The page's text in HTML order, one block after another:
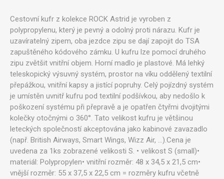
Cestovní kufr z kolekce ROCK Astrid je vyroben z
polypropylenu, který je pevný a odolný proti nárazu. Kufr je
uzavíratelný zipem, oba jezdce zipu se dají zapojit do TSA
zapuštěného kódového zámku. U kufru lze pomocí druhého
zipu zvětšit vnitřní objem. Horní madlo je plastové. Má lehký
teleskopický výsuvný systém, prostor na víku oddělený textilní
přepážkou, vnitřní kapsy a jistící popruhy. Celý pojízdný systém
je umístěn uvnitř kufru pod textilní podšívkou, aby nedošlo k
poškození systému při přepravě a je opatřen čtyřmi dvojitými
kolečky otočnými o 360°. Tato velikost kufru je většinou
leteckých společností akceptována jako kabinové zavazadlo
(např. British Airways, Smart Wings, Wizz Air, ...).Cena je
uvedena za 1ks zobrazené velikosti S. • velikost S (small)•
materiál: Polypropylen• vnitřní rozměr: 48 x 34,5 x 21,5 cm•
vnější rozměr: 55 x 37,5 x 22,5 cm = rozměry kufru včetně